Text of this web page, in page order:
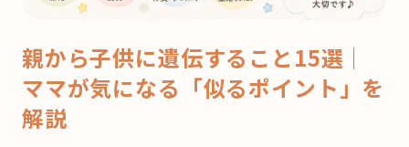
親から子供に遺伝すること15選｜
ママが気になる「似るポイント」を
解説